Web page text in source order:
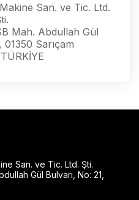
San. ve Tic. Ltd.
Mah. Abdullah Gül
01350 Sarıçam
San. ve Tic. Ltd. Şti.
Gül Bulvarı, No: 21,